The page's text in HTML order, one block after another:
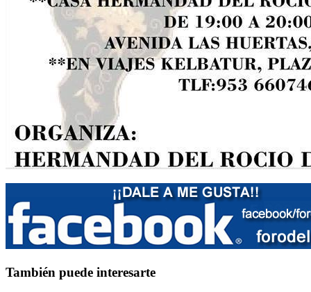
También puede interesarte